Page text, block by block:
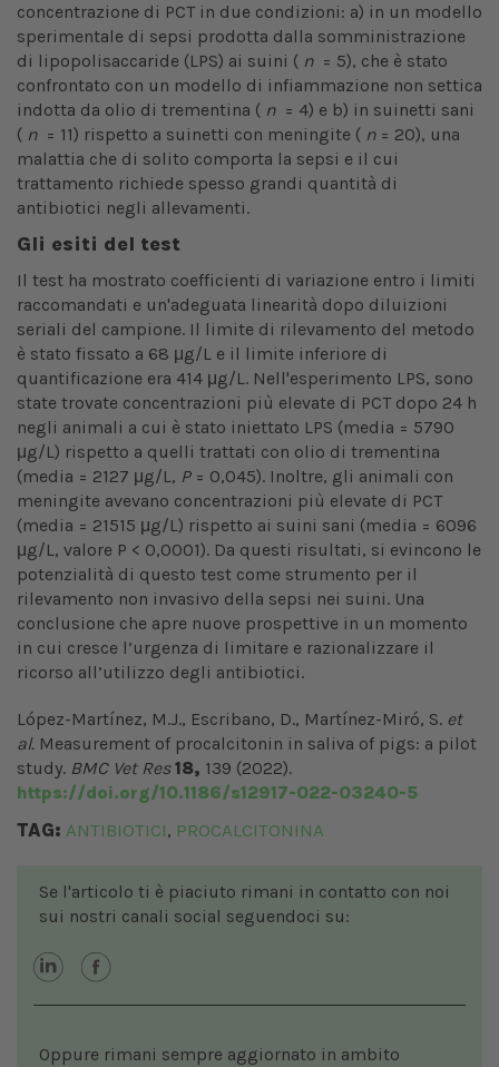
concentrazione di PCT in due condizioni: a) in un modello
sperimentale di sepsi prodotta dalla somministrazione
di lipopolisaccaride (LPS) ai suini ( n = 5), che è stato
confrontato con un modello di infiammazione non settica
indotta da olio di trementina ( n = 4) e b) in suinetti sani
( n = 11) rispetto a suinetti con meningite ( n = 20), una
malattia che di solito comporta la sepsi e il cui
trattamento richiede spesso grandi quantità di
antibiotici negli allevamenti.
Gli esiti del test
Il test ha mostrato coefficienti di variazione entro i limiti
raccomandati e un'adeguata linearità dopo diluizioni
seriali del campione. Il limite di rilevamento del metodo
è stato fissato a 68 μg/L e il limite inferiore di
quantificazione era 414 μg/L. Nell'esperimento LPS, sono
state trovate concentrazioni più elevate di PCT dopo 24 h
negli animali a cui è stato iniettato LPS (media = 5790
μg/L) rispetto a quelli trattati con olio di trementina
(media = 2127 μg/L, P= 0,045). Inoltre, gli animali con
meningite avevano concentrazioni più elevate di PCT
(media = 21515 μg/L) rispetto ai suini sani (media = 6096
μg/L, valore P < 0,0001). Da questi risultati, si evincono le
potenzialità di questo test come strumento per il
rilevamento non invasivo della sepsi nei suini. Una
conclusione che apre nuove prospettive in un momento
in cui cresce l’urgenza di limitare e razionalizzare il
ricorso all’utilizzo degli antibiotici.
López-Martínez, M.J., Escribano, D., Martínez-Miró, S. et
al. Measurement of procalcitonin in saliva of pigs: a pilot
study. BMC Vet Res 18, 139 (2022).
https://doi.org/10.1186/s12917-022-03240-5
TAG: ANTIBIOTICI, PROCALCITONINA
Se l'articolo ti è piaciuto rimani in contatto con noi
sui nostri canali social seguendoci su:
Oppure rimani sempre aggiornato in ambito